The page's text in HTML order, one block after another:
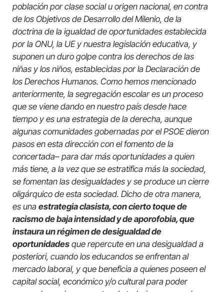
población por clase social u origen nacional, en contra
de los Objetivos de Desarrollo del Milenio, de la
doctrina de la igualdad de oportunidades establecida
por la ONU, la UE y nuestra legislación educativa, y
suponen un duro golpe contra los derechos de las
niñas y los niños, establecidas por la Declaración de
los Derechos Humanos. Como hemos mencionado
anteriormente, la segregación escolar es un proceso
que se viene dando en nuestro país desde hace
tiempo y es una estrategia de la derecha, aunque
algunas comunidades gobernadas por el PSOE dieron
pasos en esta dirección con el fomento de la
concertada– para dar más oportunidades a quien
más tiene, a la vez que se estratifica más la sociedad,
se fomentan las desigualdades y se produce un cierre
oligárquico de esta sociedad. Dicho de otra manera,
es una estrategia clasista, con cierto toque de
racismo de baja intensidad y de aporofobia, que
instaura un régimen de desigualdad de
oportunidades que repercute en una desigualdad a
posteriori, cuando los educandos se enfrentan al
mercado laboral, y que beneficia a quienes poseen el
capital social, económico y/o cultural para poder